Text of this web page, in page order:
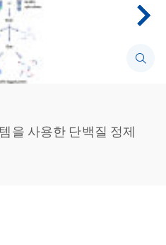
을 사용한 단백질 정제